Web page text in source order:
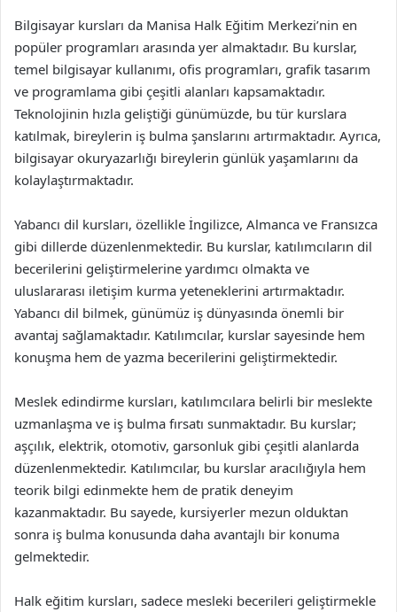
Bilgisayar kursları da Manisa Halk Eğitim Merkezi’nin en
popüler programları arasında yer almaktadır. Bu kurslar,
temel bilgisayar kullanımı, ofis programları, grafik tasarım
ve programlama gibi çeşitli alanları kapsamaktadır.
Teknolojinin hızla geliştiği günümüzde, bu tür kurslara
katılmak, bireylerin iş bulma şanslarını artırmaktadır. Ayrıca,
bilgisayar okuryazarlığı bireylerin günlük yaşamlarını da
kolaylaştırmaktadır.
Yabancı dil kursları, özellikle İngilizce, Almanca ve Fransızca
gibi dillerde düzenlenmektedir. Bu kurslar, katılımcıların dil
becerilerini geliştirmelerine yardımcı olmakta ve
uluslararası iletişim kurma yeteneklerini artırmaktadır.
Yabancı dil bilmek, günümüz iş dünyasında önemli bir
avantaj sağlamaktadır. Katılımcılar, kurslar sayesinde hem
konuşma hem de yazma becerilerini geliştirmektedir.
Meslek edindirme kursları, katılımcılara belirli bir meslekte
uzmanlaşma ve iş bulma fırsatı sunmaktadır. Bu kurslar;
aşçılık, elektrik, otomotiv, garsonluk gibi çeşitli alanlarda
düzenlenmektedir. Katılımcılar, bu kurslar aracılığıyla hem
teorik bilgi edinmekte hem de pratik deneyim
kazanmaktadır. Bu sayede, kursiyerler mezun olduktan
sonra iş bulma konusunda daha avantajlı bir konuma
gelmektedir.
Halk eğitim kursları, sadece mesleki becerileri geliştirmekle